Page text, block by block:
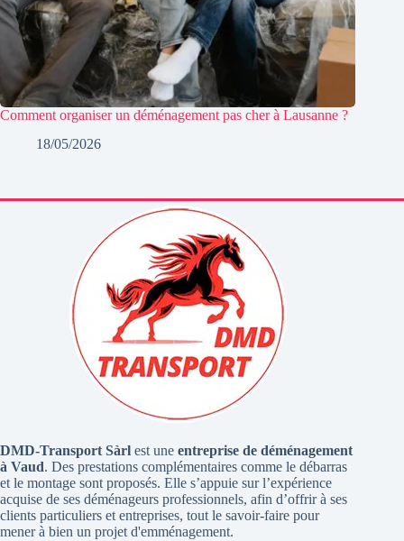
Comment organiser un déménagement pas cher à Lausanne ?
18/05/2026
DMD-Transport Sàrl est une entreprise de déménagement
à Vaud. Des prestations complémentaires comme le débarras
et le montage sont proposés. Elle s’appuie sur l’expérience
acquise de ses déménageurs professionnels, afin d’offrir à ses
clients particuliers et entreprises, tout le savoir-faire pour
mener à bien un projet d'emménagement.